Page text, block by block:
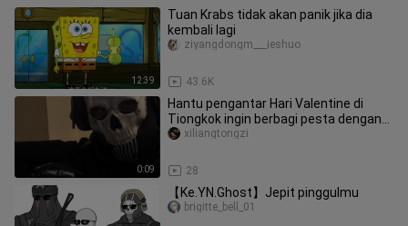
12:39
Tuan Krabs tidak akan panik jika dia
kembali lagi
43.6K
ziyangdongm___ieshuo
0:09
Hantu pengantar Hari Valentine di
Tiongkok ingin berbagi pesta dengan
Anda
28
xiliangtongzi
【Ke.YN.Ghost】Jepit pinggulmu
brigitte_bell_01